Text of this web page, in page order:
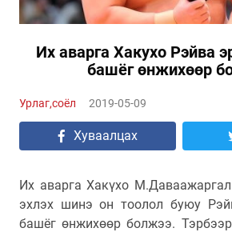
Их аварга Хакухо Рэйва
башёг өнжихөөр
Урлаг,соёл 2019-05-09
Хуваалцах
Их аварга Хакүхо
эхлэх шинэ он тоолол буюу
башёг өнжихөөр болжээ.